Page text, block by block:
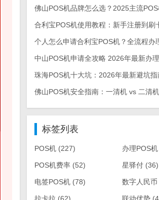
合利宝POS机使用教程：新手注册到刷
个人怎么申请合利宝POS机？全流程办
中山POS机申请全攻略 2026年最新办
珠海POS机十大坑：2026年最新避坑指
标签列表
POS机(227) 办理POS机
POS机费率(52) 星驿付(36)
电签POS机(78) 数字人民币